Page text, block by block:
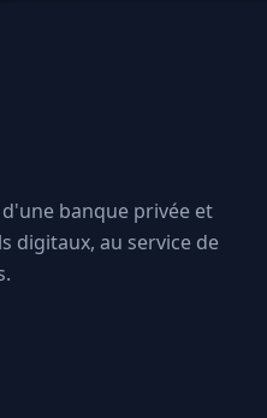
banque privée et
digitaux, au service de